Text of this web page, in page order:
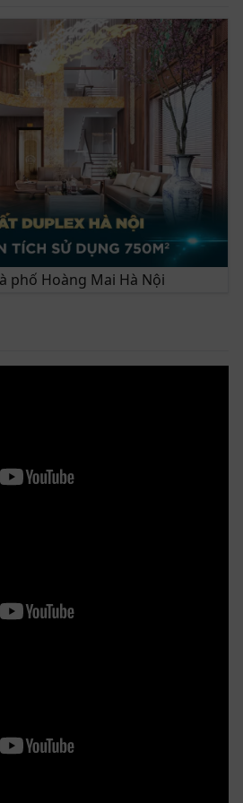
nhất thế giới được nhập khẩu
nâu cùng đường vân gỗ tự
phố Hoàng Mai Hà Nội